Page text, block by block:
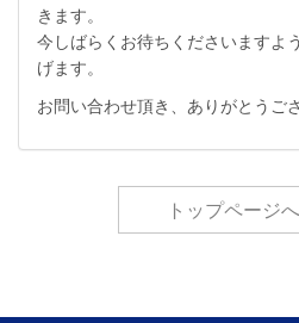
きます。
今しばらくお待ちくださいますよ
げます。
お問い合わせ頂き、ありがとうご
トップページ